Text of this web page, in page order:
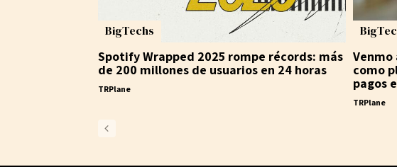
BigTechs
Spotify Wrapped 2025 rompe récords: más
de 200 millones de usuarios en 24 horas
TRPlane
como
pagos
TRPlane